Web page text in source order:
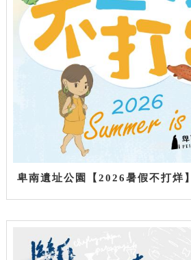
卑南遺址公園【2026暑假不打烊】